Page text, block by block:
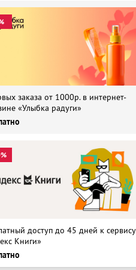
заказа от 1000р. в интернет-
«Улыбка радуги»
доступ до 45 дней к сервису
Книги»